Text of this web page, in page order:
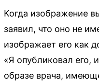
Когда изображение
заявил, что оно не
изображает его как
«Я опубликовал его,
образе врача,